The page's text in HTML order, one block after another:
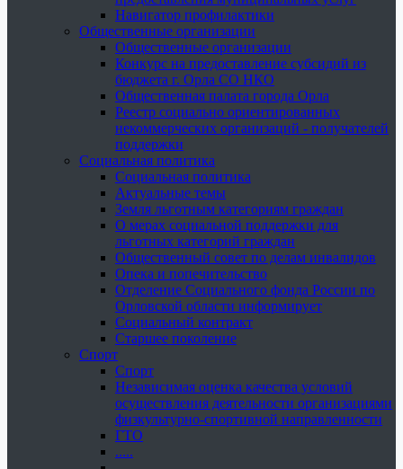
Навигатор профилактики
Общественные организации
Общественные организации
Конкурс на предоставление субсидий из
бюджета г. Орла СО НКО
Общественная палата города Орла
Реестр социально ориентированных
некоммерческих организаций - получателей
поддержки
Социальная политика
Социальная политика
Актуальные темы
Земля льготным категориям граждан
О мерах социальной поддержки для
льготных категорий граждан
Общественный совет по делам инвалидов
Опека и попечительство
Отделение Социального фонда России по
Орловской области информирует
Социальный контракт
Старшее поколение
Спорт
Спорт
Независимая оценка качества условий
осуществления деятельности организациями
физкультурно-спортивной направленности
ГТО
.....